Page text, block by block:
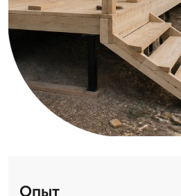
Опыт